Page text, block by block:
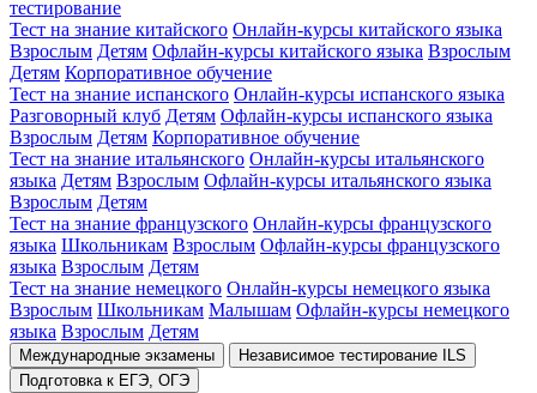
тестирование
Тест на знание китайского Онлайн-курсы китайского языка
Взрослым Детям Офлайн-курсы китайского языка Взрослым
Детям Корпоративное обучение
Тест на знание испанского Онлайн-курсы испанского языка
Разговорный клуб Детям Офлайн-курсы испанского языка
Взрослым Детям Корпоративное обучение
Тест на знание итальянского Онлайн-курсы итальянского
языка Детям Взрослым Офлайн-курсы итальянского языка
Взрослым Детям
Тест на знание французского Онлайн-курсы французского
языка Школьникам Взрослым Офлайн-курсы французского
языка Взрослым Детям
Тест на знание немецкого Онлайн-курсы немецкого языка
Взрослым Школьникам Малышам Офлайн-курсы немецкого
языка Взрослым Детям
Международные экзамены
Независимое тестирование ILS
Подготовка к ЕГЭ, ОГЭ